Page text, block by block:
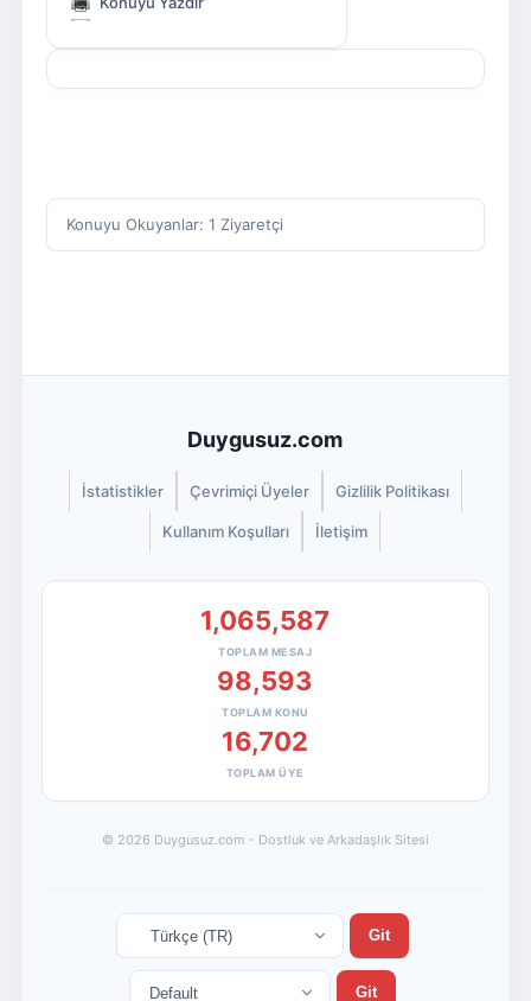
Konuyu Okuyanlar: 1 Ziyaretçi
Duygusuz.com
İstatistikler Çevrimiçi Üyeler Gizlilik Politikası
Kullanım Koşulları İletişim
1,065,587
TOPLAM MESAJ
98,593
TOPLAM KONU
16,702
TOPLAM ÜYE
© 2026 Duygusuz.com - Dostluk ve Arkadaşlık Sitesi